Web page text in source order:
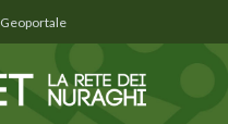
Geoportale